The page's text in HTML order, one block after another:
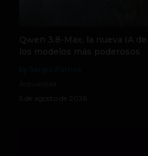
Qwen 3.8-Max, la nueva IA
los modelos más poderosos
5 de agosto de 2026